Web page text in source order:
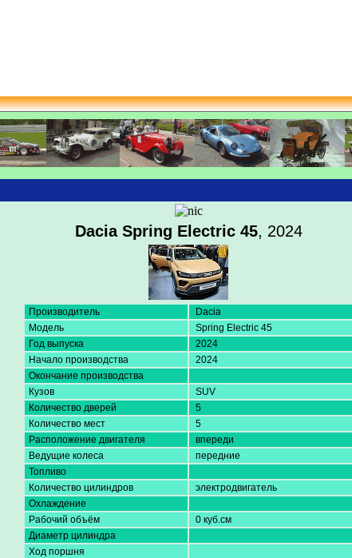
Dacia Spring Electric 45, 2024
Производитель
Dacia
Модель
Spring Electric 45
Год выпуска
2024
Начало производства
2024
Окончание производства
Кузов
SUV
Количество дверей
5
Количество мест
5
Расположение двигателя
впереди
Ведущие колеса
передние
Топливо
Количество цилиндров
электродвигатель
Охлаждение
Рабочий объём
0 куб.см
Диаметр цилиндра
Ход поршня